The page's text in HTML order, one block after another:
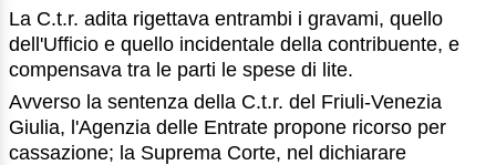
La C.t.r. adita rigettava entrambi i gravami, quello
dell'Ufficio e quello incidentale della contribuente, e
compensava tra le parti le spese di lite.
Avverso la sentenza della C.t.r. del Friuli-Venezia
Giulia, l'Agenzia delle Entrate propone ricorso per
cassazione; la Suprema Corte, nel dichiarare